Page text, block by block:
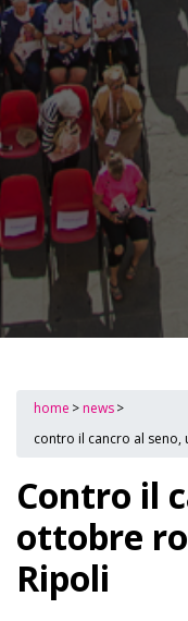
home > news>
contro il cancro al
Contro il
ottobre
Ripoli